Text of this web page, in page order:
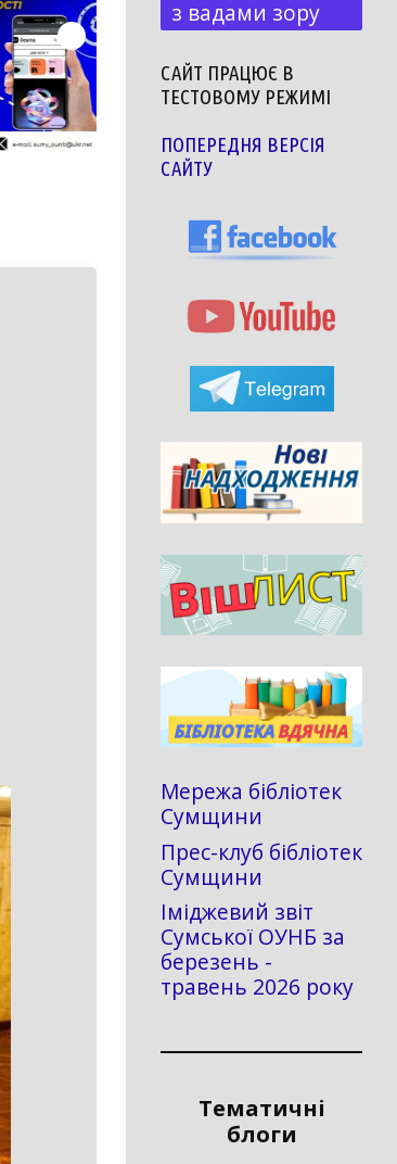
з вадами зору
САЙТ ПРАЦЮЄ В
ТЕСТОВОМУ РЕЖИМІ
ПОПЕРЕДНЯ ВЕРСІЯ
САЙТУ
Мережа бібліотек
Сумщини
Прес-клуб бібліотек
Сумщини
Іміджевий звіт
Сумської ОУНБ за
березень -
травень 2026 року
Тематичні
блоги